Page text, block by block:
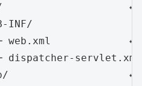
← これ
INF/
← サー
servlet.xml
← JSP